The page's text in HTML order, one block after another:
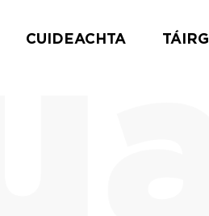
CUIDEACHTA TÁIRGÍ